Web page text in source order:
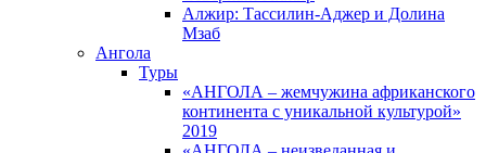
Алжир: Тассилин-Аджер и Долина
Мзаб
Ангола
Туры
«АНГОЛА – жемчужина африканского
континента с уникальной культурой»
2019